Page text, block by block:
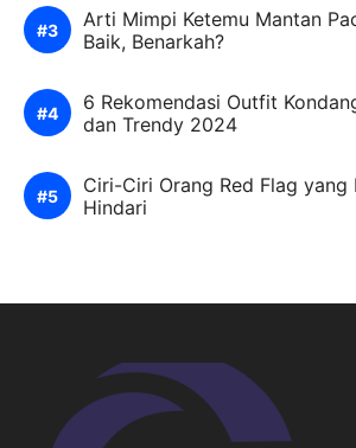
Arti Mimpi Ketemu Mantan
Baik, Benarkah?
6 Rekomendasi Outfit
dan Trendy 2024
Ciri-Ciri Orang Red Flag yang
Hindari